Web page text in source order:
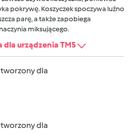
pokrywę. Koszyczek spoczywa luźno
parę, a także zapobiega
miksującego.
urządzenia TM5
dla
dla